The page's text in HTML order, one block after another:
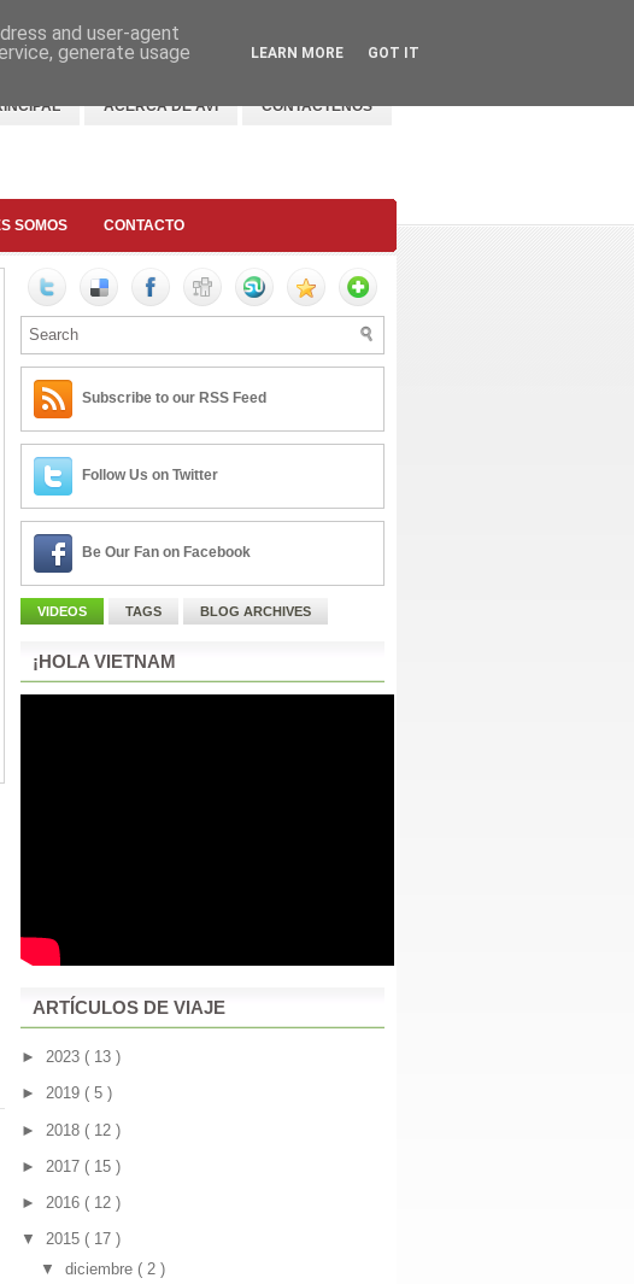
ACERCA DE AVI CONTACTENOS
SOMOS CONTACTO
Subscribe to our RSS Feed
Follow Us on Twitter
Be Our Fan on Facebook
VIDEOS TAGS BLOG ARCHIVES
¡HOLA VIETNAM
ARTÍCULOS DE VIAJE
► 2023 ( 13 )
► 2019 ( 5 )
► 2018 ( 12 )
► 2017 ( 15 )
► 2016 ( 12 )
▼ 2015 ( 17 )
▼ diciembre ( 2 )
and user-agent
generate usage
LEARN MORE GOT IT